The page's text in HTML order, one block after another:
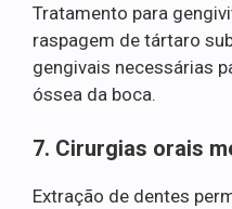
Tratamento para
raspagem de tártaro
gengivais necessárias
óssea da boca.
7. Cirurgias orais
Extração de dentes